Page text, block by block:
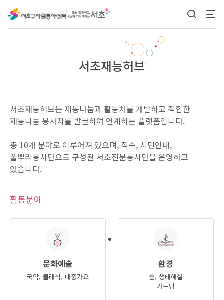
서초재능허브
서초재능허브는 재능나눔과 활동처를 개발하고 적합한
재능나눔 봉사자를 발굴하여 연계하는 플랫폼입니다.
총 10개 분야로 이루어져 있으며, 직속, 시민안내,
풀뿌리봉사단으로 구성된 서초전문봉사단을 운영하고
있습니다.
활동분야
문화예술
국악, 클래식, 대중가요
환경
숲, 생태해설
가드닝